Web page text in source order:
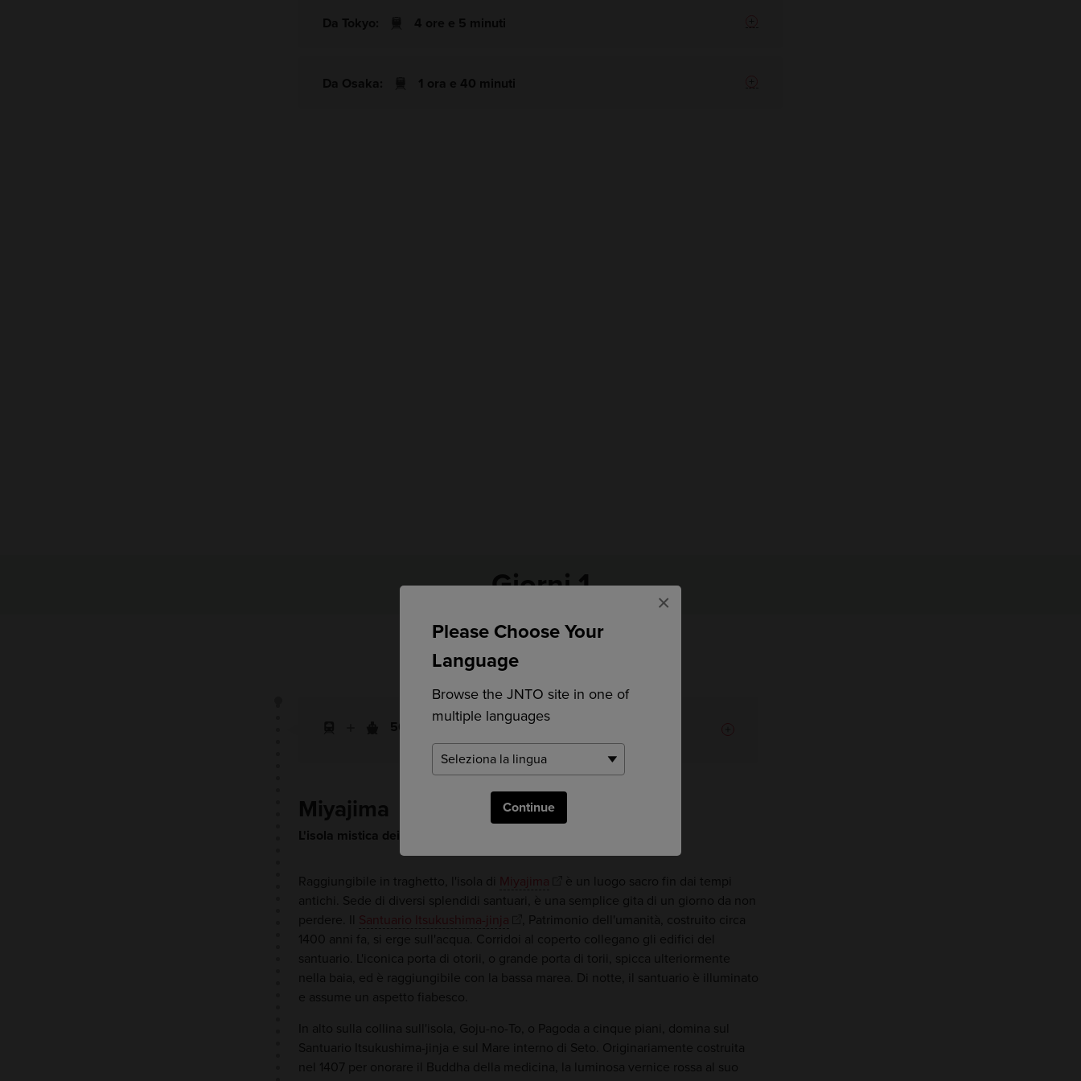
Please Choose Your
Language
Browse the JNTO site in one of
multiple languages
Continue
×
Da Tokyo: 4 ore e 5 minuti
Da Osaka: 1 ora e 40 minuti
Giorni 1
50 minuti
Miyajima
L'isola mistica dei santuari di Hiroshima
Raggiungibile in traghetto, l'isola di Miyajima
è un luogo sacro fin dai tempi
antichi. Sede di diversi splendidi santuari, è una semplice gita di un giorno da non
perdere. Il Santuario Itsukushima-jinja
, Patrimonio dell'umanità, costruito circa
1400 anni fa, si erge sull'acqua. Corridoi al coperto collegano gli edifici del
santuario. L'iconica porta di otorii, o grande porta di torii, spicca ulteriormente
nella baia, ed è raggiungibile con la bassa marea. Di notte, il santuario è illuminato
e assume un aspetto fiabesco.
In alto sulla collina sull'isola, Goju-no-To, o Pagoda a cinque piani, domina sul
Santuario Itsukushima-jinja e sul Mare interno di Seto. Originariamente costruita
nel 1407 per onorare il Buddha della medicina, la luminosa vernice rossa al suo